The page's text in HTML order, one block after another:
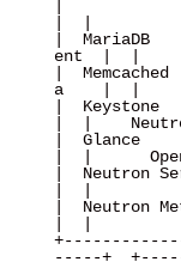
|  MariaDB
ent  |  |
|
a    |  |
|
|  |
|  Glance
|  |
|  Neutron
|  Neutron
-----+